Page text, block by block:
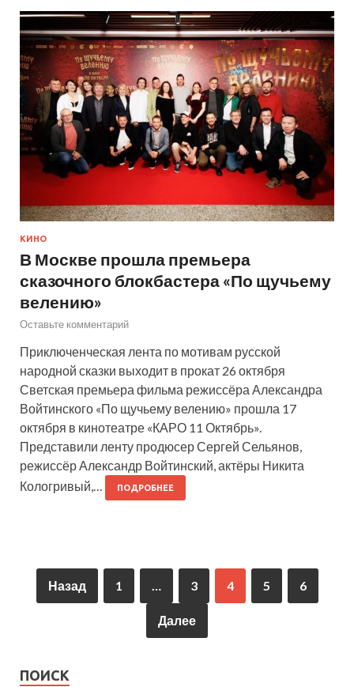
КИНО
В Москве прошла премьера
сказочного блокбастера «По щучьему
велению»
Оставьте комментарий
Приключенческая лента по мотивам русской
народной сказки выходит в прокат 26 октября
Светская премьера фильма режиссёра Александра
Войтинского «По щучьему велению» прошла 17
октября в кинотеатре «КАРО 11 Октябрь».
Представили ленту продюсер Сергей Сельянов,
режиссёр Александр Войтинский, актёры Никита
Кологривый,…
ПОДРОБНЕЕ
Назад 1 3 4 5 6
Далее
ПОИСК